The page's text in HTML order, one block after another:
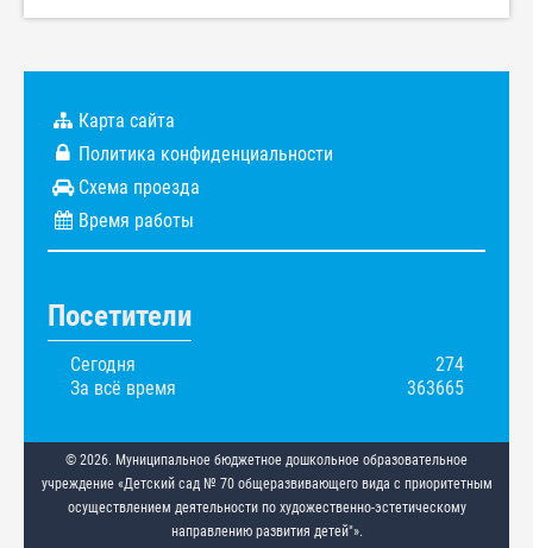
Карта сайта
Политика конфиденциальности
Схема проезда
Время работы
Посетители
Сегодня
274
За всё время
363665
© 2026. Муниципальное бюджетное дошкольное образовательное
учреждение «Детский сад № 70 общеразвивающего вида с приоритетным
осуществлением деятельности по художественно-эстетическому
направлению развития детей"».